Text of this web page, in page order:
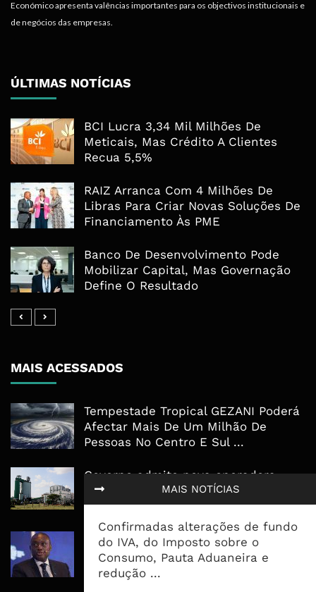
MAIS NOTÍCIAS
Confirmadas alterações de fundo
do IVA, do Imposto sobre o
Consumo, Pauta Aduaneira e
redução ...
Económico apresenta valências importantes para os objectivos institucionais e
de negócios das empresas.
ÚLTIMAS NOTÍCIAS
BCI Lucra 3,34 Mil Milhões De
Meticais, Mas Crédito A Clientes
Recua 5,5%
RAIZ Arranca Com 4 Milhões De
Libras Para Criar Novas Soluções De
Financiamento Às PME
Banco De Desenvolvimento Pode
Mobilizar Capital, Mas Governação
Define O Resultado
MAIS ACESSADOS
Tempestade Tropical GEZANI Poderá
Afectar Mais De Um Milhão De
Pessoas No Centro E Sul ...
Governo admite nova operadora
para a Mozal após suspensão das
operações
CEO do Standard Bank pede ao
Governo que “saia do caminho” e
facilite os negócios